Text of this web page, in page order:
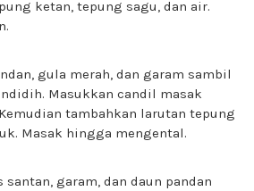
ketan, tepung sagu, dan air.
gula merah, dan garam sambil
Masukkan candil masak
tambahkan larutan tepung
Masak hingga mengental.
santan, garam, dan daun pandan